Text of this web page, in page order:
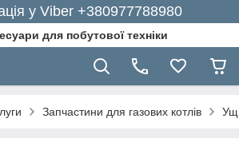
у Viber +380977788980
для побутової техніки
Запчастини для газових котлів